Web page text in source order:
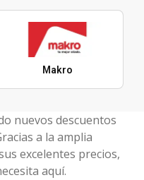
Makro
nuevos descuentos
a la amplia
excelentes precios,
aquí.